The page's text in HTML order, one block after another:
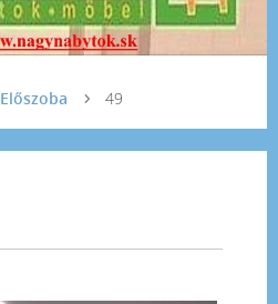
Előszoba 49